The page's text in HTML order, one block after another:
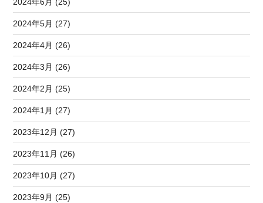
2024年5月 (27)
2024年4月 (26)
2024年3月 (26)
2024年2月 (25)
2024年1月 (27)
2023年12月 (27)
2023年11月 (26)
2023年10月 (27)
2023年9月 (25)